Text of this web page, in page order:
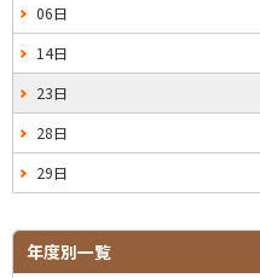
06日
14日
23日
28日
29日
年度別一覧